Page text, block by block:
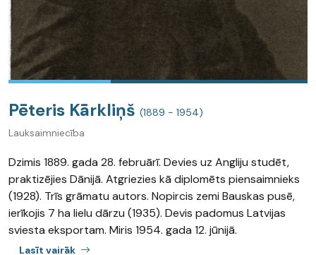
Pēteris Kārkliņš (1889 - 1954)
Lauksaimniecība
Dzimis 1889. gada 28. februārī. Devies uz Angliju studēt,
praktizējies Dānijā. Atgriezies kā diplomēts piensaimnieks
(1928). Trīs grāmatu autors. Nopircis zemi Bauskas pusē,
ierīkojis 7 ha lielu dārzu (1935). Devis padomus Latvijas
sviesta eksportam. Miris 1954. gada 12. jūnijā.
Lasīt vairāk